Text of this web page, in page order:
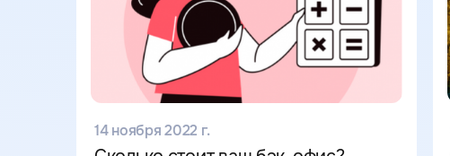
14 ноября 2022 г.